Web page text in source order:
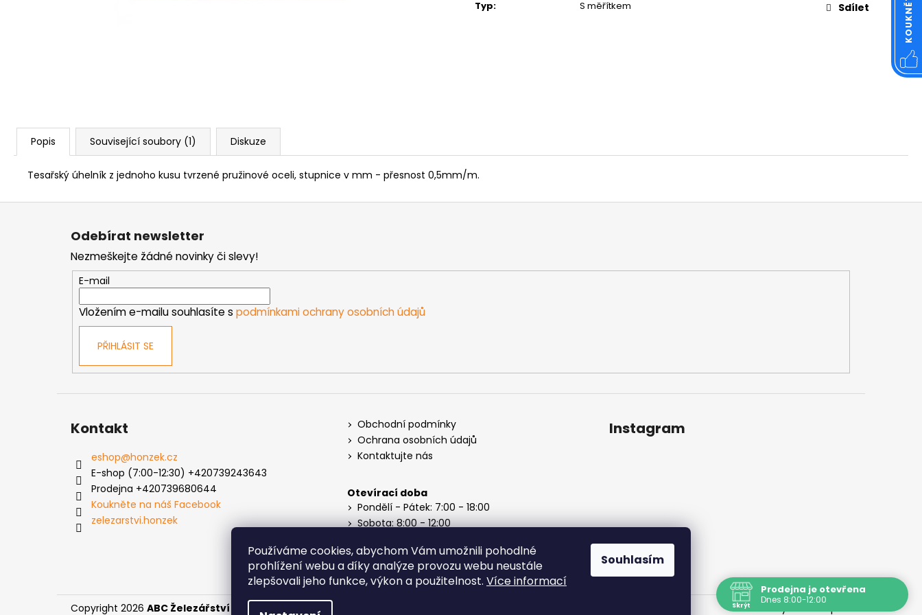
Používáme cookies, abychom Vám umožnili pohodlné
prohlížení webu a díky analýze provozu webu neustále
zlepšovali jeho funkce, výkon a použitelnost. Více informací
Souhlasím
Typ: S měřítkem
Sdílet
Popis Související soubory (1) Diskuze
Tesařský úhelník z jednoho kusu tvrzené pružinové oceli, stupnice v mm - přesnost 0,5mm/m.
NÝT DUTÝ DVOJDÍLNÝ 3,5X10 NIKL
MATICE ŠESTIHRANNÁ PRODLOUŽENÁ
PODLOŽKA PÉROVÁ ČTVERCOVÁ NEREZ
Z
Odebírat newsletter
Nezmeškejte žádné novinky či slevy!
E-mail
Vložením e-mailu souhlasíte s podmínkami ochrany osobních údajů
PŘIHLÁSIT SE
Kontakt
eshop@honzek.cz
E-shop (7:00-12:30) +420739243643
Prodejna +420739680644
Koukněte na náš Facebook
zelezarstvi.honzek
Obchodní podmínky
Ochrana osobních údajů
Kontaktujte nás
Otevírací doba
Pondělí - Pátek: 7:00 - 18:00
Sobota: 8:00 - 12:00
Instagram
Vytvořil Shoptet
Copyright 2026 ABC Železářství Honzek . Všechna práva vyhrazena.
Prodejna je otevřena
Dnes 8:00-12:00
Skrýt